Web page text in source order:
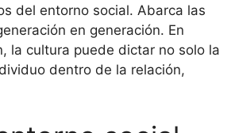
del entorno social. Abarca las
en generación. En
la cultura puede dictar no solo la
dentro de la relación,